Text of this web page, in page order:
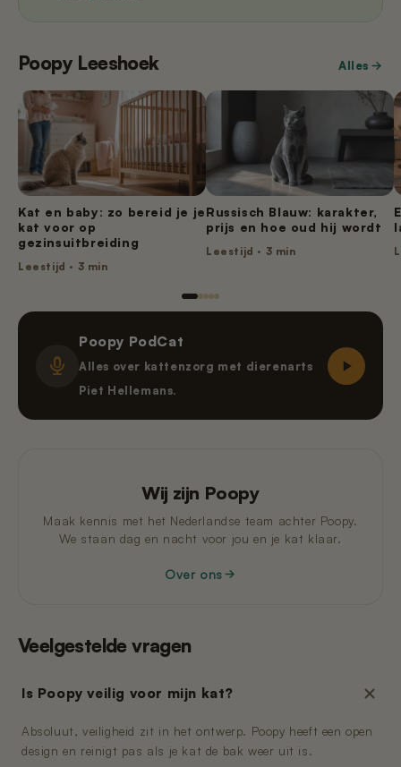
Poopy Leeshoek Alles
Kat en baby: zo bereid je je
kat voor op
gezinsuitbreiding
Leestijd · 3 min
Russisch Blauw: karakter,
prijs en hoe oud hij wordt
Leestijd · 3 min
Poopy PodCat
Alles over kattenzorg met dierenarts
Piet Hellemans.
Wij zijn Poopy
Maak kennis met het Nederlandse team achter Poopy.
We staan dag en nacht voor jou en je kat klaar.
Over ons
Veelgestelde vragen
Is Poopy veilig voor mijn kat?
Absoluut, veiligheid zit in het ontwerp. Poopy heeft een open
design en reinigt pas als je kat de bak weer uit is.